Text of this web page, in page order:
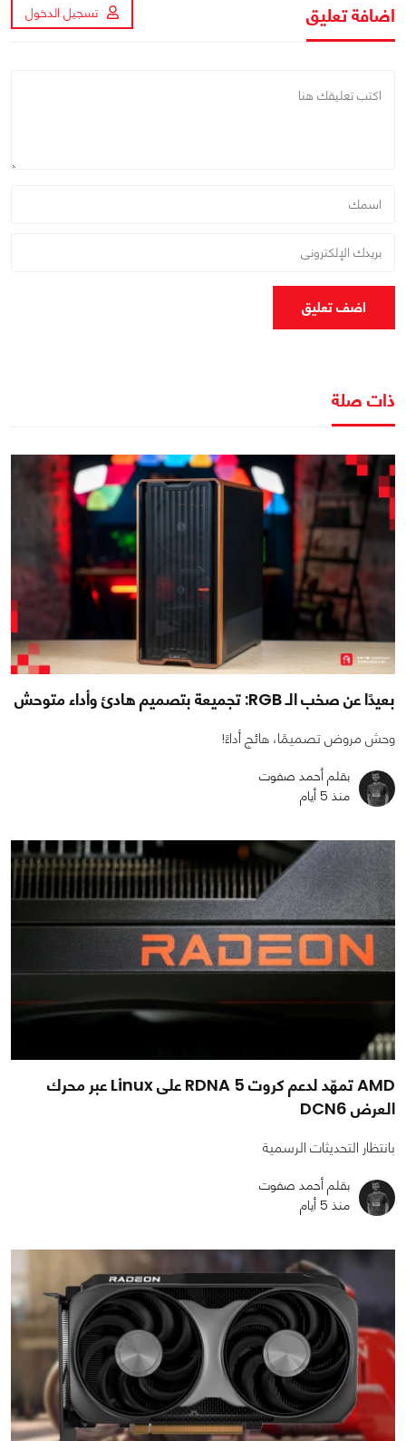
اضافة تعليق تسجيل الدخول
اضف تعليق
ذات صلة
بعيدًا عن صخب الـ RGB: تجميعة بتصميم هادئ وأداء متوحش
وحش مروض تصميمًا، هائج أداءً!
بقلم أحمد صفوت
منذ 5 أيام
AMD تمهّد لدعم كروت RDNA 5 على Linux عبر محرك
العرض DCN6
بانتظار التحديثات الرسمية
بقلم أحمد صفوت
منذ 5 أيام